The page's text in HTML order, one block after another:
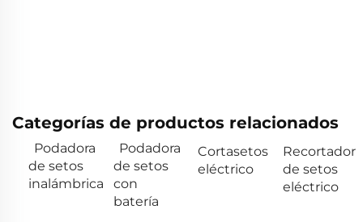
Categorías de productos relacionados
Podadora
de setos
inalámbrica
Podadora
de setos
con
batería
Cortasetos
eléctrico
Recortador
de setos
eléctrico